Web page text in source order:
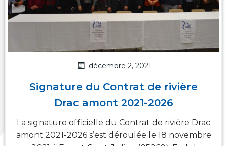
décembre 2, 2021
Signature du Contrat de rivière
Drac amont 2021-2026
La signature officielle du Contrat de rivière Drac
amont 2021-2026 s’est déroulée le 18 novembre